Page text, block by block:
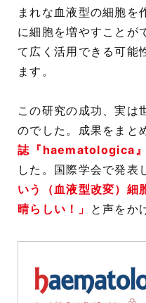
まれな血液型の細胞を
に細胞を増やすことが
て広く活用できる可能
ます。
この研究の成功、実は
のでした。成果をまと
誌『haematologica』
した。国際学会で発表
いう（血液型改変）細
晴らしい！」 と声をか